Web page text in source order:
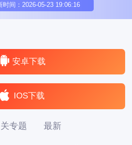
时间：2026-05-23 19:06:16
安卓下载
IOS下载
专题 最新